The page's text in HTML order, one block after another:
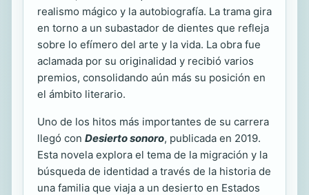
realismo mágico y la autobiografía. La trama gira
en torno a un subastador de dientes que refleja
sobre lo efímero del arte y la vida. La obra fue
aclamada por su originalidad y recibió varios
premios, consolidando aún más su posición en
el ámbito literario.
Uno de los hitos más importantes de su carrera
llegó con Desierto sonoro, publicada en 2019.
Esta novela explora el tema de la migración y la
búsqueda de identidad a través de la historia de
una familia que viaja a un desierto en Estados